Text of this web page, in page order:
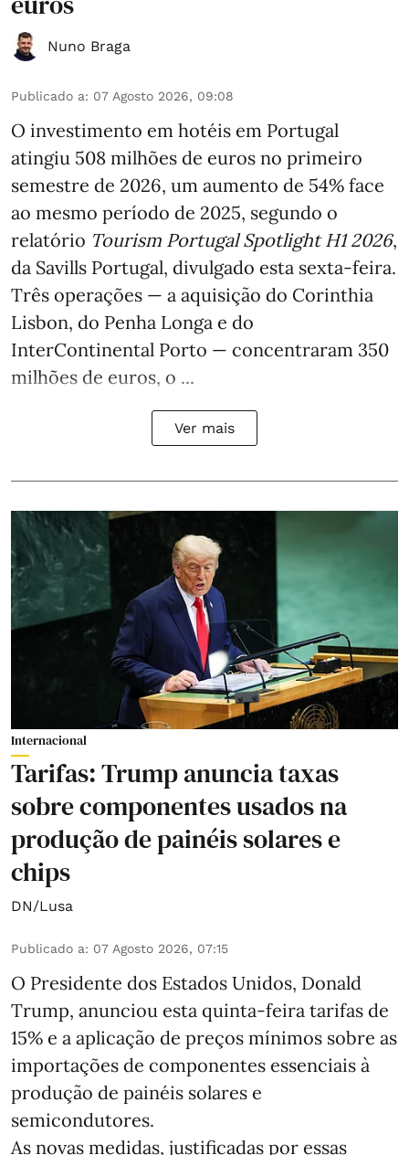
Nuno Braga
Publicado a: 07 Agosto 2026, 09:08
O investimento em hotéis em Portugal
atingiu 508 milhões de euros no primeiro
semestre de 2026, um aumento de 54% face
ao mesmo período de 2025, segundo o
relatório Tourism Portugal Spotlight H1 2026,
da Savills Portugal, divulgado esta sexta-feira.
Três operações — a aquisição do Corinthia
Lisbon, do Penha Longa e do
InterContinental Porto — concentraram 350
milhões de euros, o ...
Ver mais
Internacional
Tarifas: Trump anuncia taxas
sobre componentes usados na
produção de painéis solares e
chips
DN/Lusa
Publicado a: 07 Agosto 2026, 07:15
O Presidente dos Estados Unidos, Donald
Trump, anunciou esta quinta-feira tarifas de
15% e a aplicação de preços mínimos sobre as
importações de componentes essenciais à
produção de painéis solares e
semicondutores.
As novas medidas, justificadas por essas